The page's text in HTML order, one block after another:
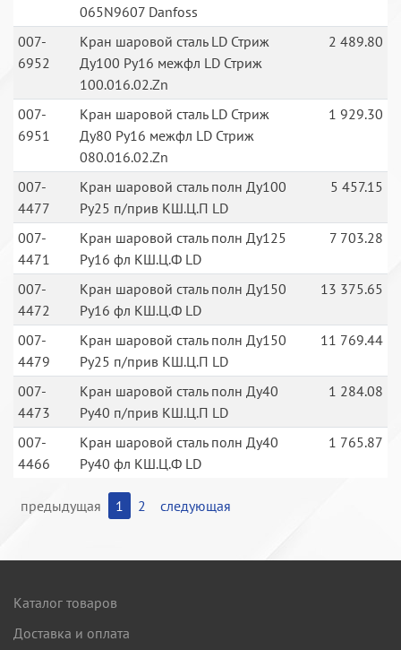
065N9607 Danfoss
007-
6952
Кран шаровой сталь LD Стриж
Ду100 Ру16 межфл LD Стриж
100.016.02.Zn
2 489.80
007-
6951
Кран шаровой сталь LD Стриж
Ду80 Ру16 межфл LD Стриж
080.016.02.Zn
1 929.30
007-
4477
Кран шаровой сталь полн Ду100
Ру25 п/прив КШ.Ц.П LD
5 457.15
007-
4471
Кран шаровой сталь полн Ду125
Ру16 фл КШ.Ц.Ф LD
7 703.28
007-
4472
Кран шаровой сталь полн Ду150
Ру16 фл КШ.Ц.Ф LD
13 375.65
007-
4479
Кран шаровой сталь полн Ду150
Ру25 п/прив КШ.Ц.П LD
11 769.44
007-
4473
Кран шаровой сталь полн Ду40
Ру40 п/прив КШ.Ц.П LD
1 284.08
007-
4466
Кран шаровой сталь полн Ду40
Ру40 фл КШ.Ц.Ф LD
1 765.87
предыдущая 1 2 следующая
Каталог товаров
Доставка и оплата